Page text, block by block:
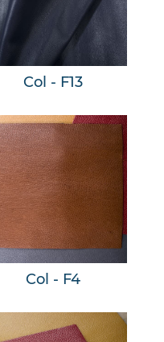
Col - F13
Col - F4